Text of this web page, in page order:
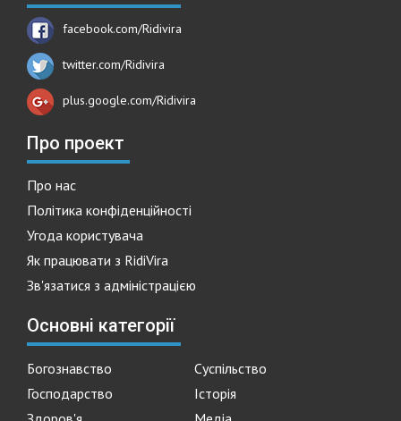
facebook.com/Ridivira
twitter.com/Ridivira
plus.google.com/Ridivira
Про проект
Про нас
Політика конфіденційності
Угода користувача
Як працювати з RidiVira
Зв'язатися з адміністрацією
Основні категорії
Богознавство
Суспільство
Господарство
Історія